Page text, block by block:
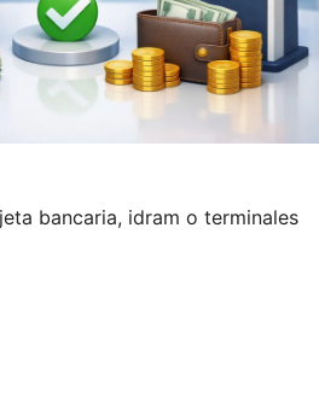
bancaria, idram o terminales